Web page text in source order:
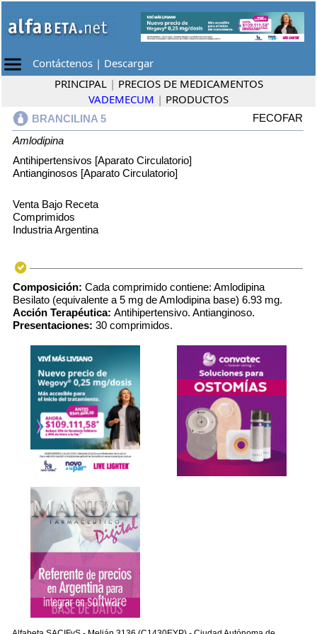
Contáctenos | Descargar
PRINCIPAL | PRECIOS DE MEDICAMENTOS
VADEMECUM | PRODUCTOS
BRANCILINA 5
FECOFAR
Amlodipina
Antihipertensivos [Aparato Circulatorio]
Antianginosos [Aparato Circulatorio]
Venta Bajo Receta
Comprimidos
Industria Argentina
Composición: Cada comprimido contiene: Amlodipina
Besilato (equivalente a 5 mg de Amlodipina base) 6.93 mg.
Acción Terapéutica: Antihipertensivo. Antianginoso.
Presentaciones: 30 comprimidos.